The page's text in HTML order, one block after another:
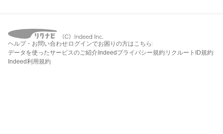
ヘルプ・お問い合わせ ログインでお困りの方はこちら
データを使ったサービスのご紹介 Indeedプライバシー規約 リクルートID規約
Indeed利用規約